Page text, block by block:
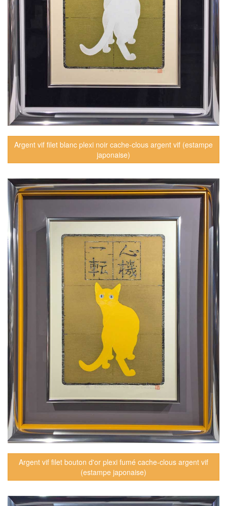
Argent vif filet blanc plexi noir cache-clous argent vif (estampe
japonaise)
Argent vif filet bouton d'or plexi fumé cache-clous argent vif
(estampe japonaise)